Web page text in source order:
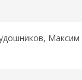
Максим